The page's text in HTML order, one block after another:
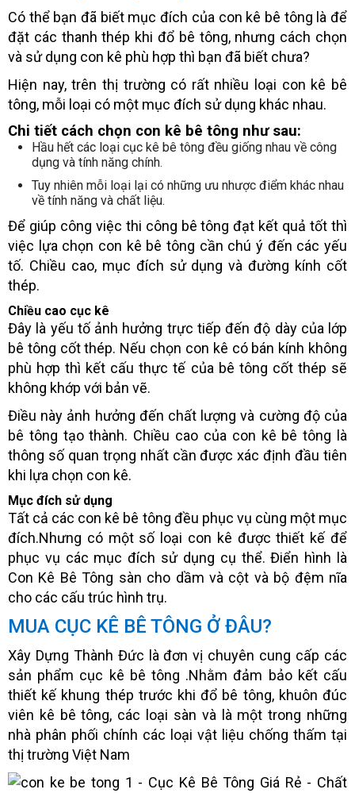
Có thể bạn đã biết mục đích của con kê bê tông là để
đặt các thanh thép khi đổ bê tông, nhưng cách chọn
và sử dụng con kê phù hợp thì bạn đã biết chưa?
Hiện nay, trên thị trường có rất nhiều loại con kê bê
tông, mỗi loại có một mục đích sử dụng khác nhau.
Chi tiết cách chọn con kê bê tông như sau:
Hầu hết các loại cục kê bê tông đều giống nhau về công
dụng và tính năng chính.
Tuy nhiên mỗi loại lại có những ưu nhược điểm khác nhau
về tính năng và chất liệu.
Để giúp công việc thi công bê tông đạt kết quả tốt thì
việc lựa chọn con kê bê tông cần chú ý đến các yếu
tố. Chiều cao, mục đích sử dụng và đường kính cốt
thép.
Chiều cao cục kê
Đây là yếu tố ảnh hưởng trực tiếp đến độ dày của lớp
bê tông cốt thép. Nếu chọn con kê có bán kính không
phù hợp thì kết cấu thực tế của bê tông cốt thép sẽ
không khớp với bản vẽ.
Điều này ảnh hưởng đến chất lượng và cường độ của
bê tông tạo thành. Chiều cao của con kê bê tông là
thông số quan trọng nhất cần được xác định đầu tiên
khi lựa chọn con kê.
Mục đích sử dụng
Tất cả các con kê bê tông đều phục vụ cùng một mục
đích.Nhưng có một số loại con kê được thiết kế để
phục vụ các mục đích sử dụng cụ thể. Điển hình là
Con Kê Bê Tông sàn cho dầm và cột và bộ đệm nĩa
cho các cấu trúc hình trụ.
MUA CỤC KÊ BÊ TÔNG Ở ĐÂU?
Xây Dựng Thành Đức là đơn vị chuyên cung cấp các
sản phẩm cục kê bê tông .Nhằm đảm bảo kết cấu
thiết kế khung thép trước khi đổ bê tông, khuôn đúc
viên kê bê tông, các loại sàn và là một trong những
nhà phân phối chính các loại vật liệu chống thấm tại
thị trường Việt Nam